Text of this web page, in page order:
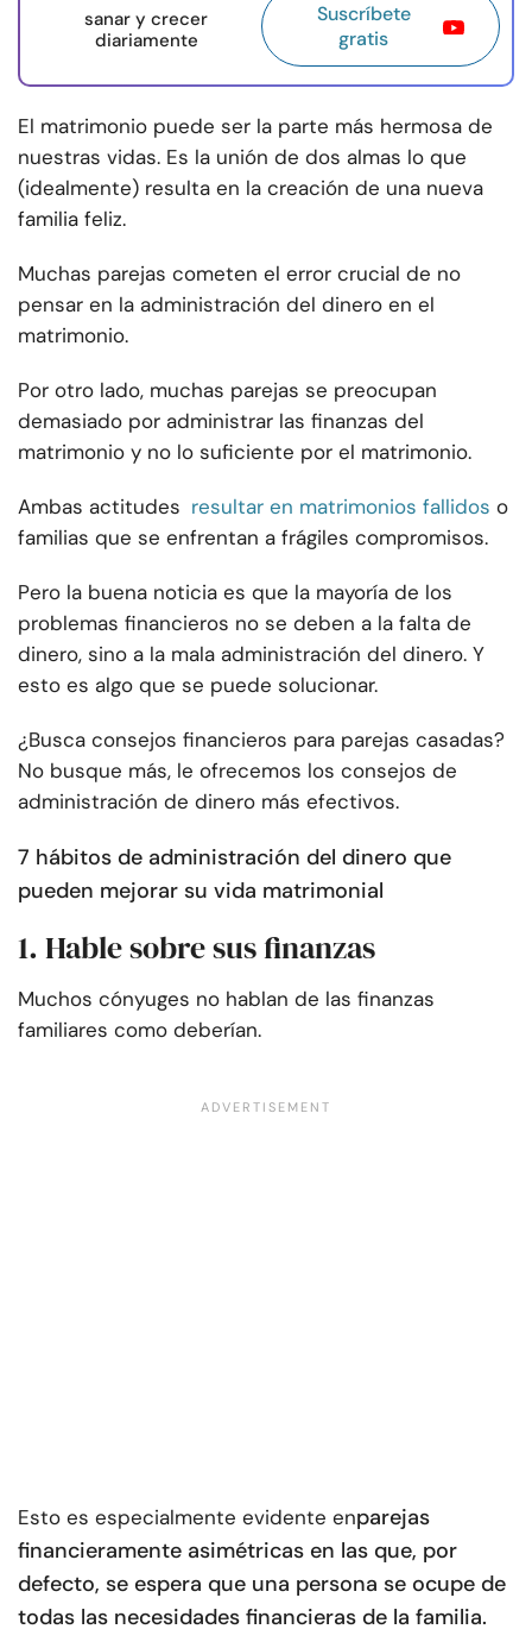
sanar y crecer
diariamente
Suscríbete
gratis
El matrimonio puede ser la parte más hermosa de
nuestras vidas. Es la unión de dos almas lo que
(idealmente) resulta en la creación de una nueva
familia feliz.
Muchas parejas cometen el error crucial de no
pensar en la administración del dinero en el
matrimonio.
Por otro lado, muchas parejas se preocupan
demasiado por administrar las finanzas del
matrimonio y no lo suficiente por el matrimonio.
Ambas actitudes resultar en matrimonios fallidos o
familias que se enfrentan a frágiles compromisos.
Pero la buena noticia es que la mayoría de los
problemas financieros no se deben a la falta de
dinero, sino a la mala administración del dinero. Y
esto es algo que se puede solucionar.
¿Busca consejos financieros para parejas casadas?
No busque más, le ofrecemos los consejos de
administración de dinero más efectivos.
7 hábitos de administración del dinero que
pueden mejorar su vida matrimonial
1. Hable sobre sus finanzas
Muchos cónyuges no hablan de las finanzas
familiares como deberían.
Esto es especialmente evidente enparejas
financieramente asimétricas en las que, por
defecto, se espera que una persona se ocupe de
todas las necesidades financieras de la familia.